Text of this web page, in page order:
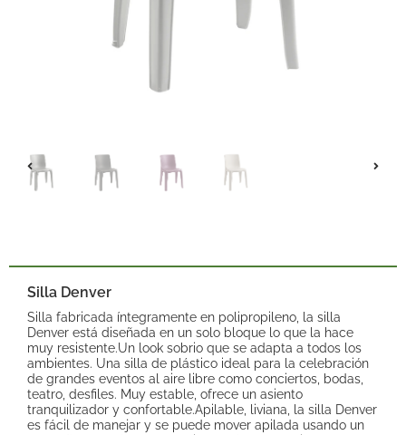
Silla Denver
Silla fabricada íntegramente en polipropileno, la silla
Denver está diseñada en un solo bloque lo que la hace
muy resistente.Un look sobrio que se adapta a todos los
ambientes. Una silla de plástico ideal para la celebración
de grandes eventos al aire libre como conciertos, bodas,
teatro, desfiles. Muy estable, ofrece un asiento
tranquilizador y confortable.Apilable, liviana, la silla Denver
es fácil de manejar y se puede mover apilada usando un